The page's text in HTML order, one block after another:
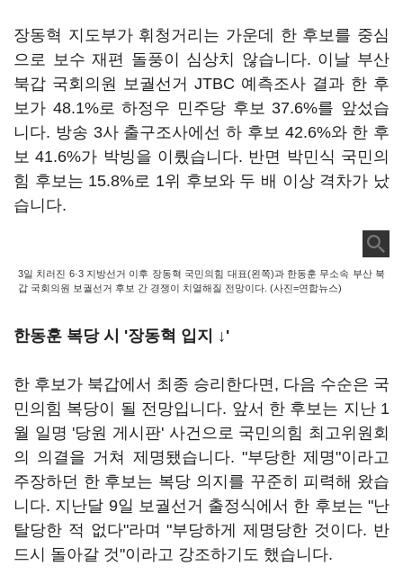
장동혁 지도부가 휘청거리는 가운데 한 후보를 중심
으로 보수 재편 돌풍이 심상치 않습니다. 이날 부산
북갑 국회의원 보궐선거 JTBC 예측조사 결과 한 후
보가 48.1%로 하정우 민주당 후보 37.6%를 앞섰습
니다. 방송 3사 출구조사에선 하 후보 42.6%와 한 후
보 41.6%가 박빙을 이뤘습니다. 반면 박민식 국민의
힘 후보는 15.8%로 1위 후보와 두 배 이상 격차가 났
습니다.
3일 치러진 6·3 지방선거 이후 장동혁 국민의힘 대표(왼쪽)과 한동훈 무소속 부산 북
갑 국회의원 보궐선거 후보 간 경쟁이 치열해질 전망이다. (사진=연합뉴스)
한동훈 복당 시 '장동혁 입지 ↓'
한 후보가 북갑에서 최종 승리한다면, 다음 수순은 국
민의힘 복당이 될 전망입니다. 앞서 한 후보는 지난 1
월 일명 '당원 게시판' 사건으로 국민의힘 최고위원회
의 의결을 거쳐 제명됐습니다. "부당한 제명"이라고
주장하던 한 후보는 복당 의지를 꾸준히 피력해 왔습
니다. 지난달 9일 보궐선거 출정식에서 한 후보는 "난
탈당한 적 없다"라며 "부당하게 제명당한 것이다. 반
드시 돌아갈 것"이라고 강조하기도 했습니다.